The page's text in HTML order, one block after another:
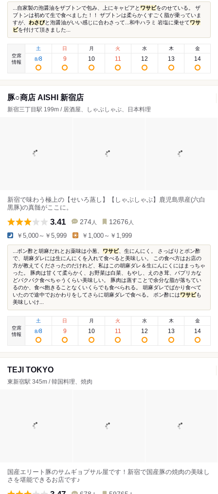
...自家製の泡醤油をザブトンで包み、上にキャビアと ワサビをのせている。 ザ
ブトンは初めて生で食べました！！ ザブトンは柔らかくすごく脂が乗っていま
すが、 わさびと泡醤油がいい感じに合わさって...和牛ハラミ 岩塩に乗せてワサ
ビを付けて頂きました...
空席
情報
土
8/8
日
9
月
10
火
11
水
12
木
13
金
14
豚○商店 AISHI 新宿店
新宿三丁目駅 199m / 居酒屋、しゃぶしゃぶ、日本料理
新宿で味わう極上の【せいろ蒸し】【しゃぶしゃぶ】鹿児島県産(六白
黒豚)の真髄がここに。
3.41 274 人 12676 人
￥5,000～￥5,999 ￥1,000～￥1,999
...ポン酢と胡麻だれとお薬味は小葱、 ワサビ、生にんにく。 さっぱりとポン酢
で、胡麻ダレには生にんにくを入れて食べると美味しい。 この食べ方はお店の
方が教えてくださったのだけれど、私はこの胡麻ダレ＆生にんにくにはまっちゃ
った。 豚肉は甘くて柔らかく、お野菜は白菜、もやし、えのき茸、パプリカな
どパクパク食べちゃうくらい美味しい。 豚肉は蒸すことで余分な脂が落ちてい
るのか、食べ飽きることなくいくらでも食べられる。 胡麻ダレでばかり食べて
いたので途中でおかわりをしてさらに胡麻ダレで食べる。 ポン酢にはワサビも
美味しいけ...
空席
情報
土
8/8
日
9
月
10
火
11
水
12
木
13
金
14
TEJI TOKYO
東新宿駅 345m / 韓国料理、焼肉
国産エリート豚のサムギョプサル屋です！新宿で国産豚の焼肉の美味し
さを堪能できるお店です♪